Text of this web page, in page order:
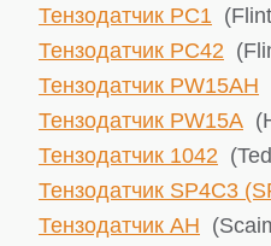
Тензодатчик PC1
Тензодатчик PC42
Тензодатчик PW15AH
Тензодатчик PW15A
Тензодатчик 1042
Тензодатчик SP4C3
Тензодатчик AH